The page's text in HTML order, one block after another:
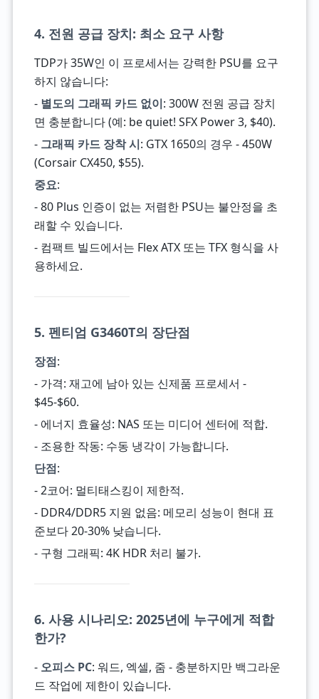
4. 전원 공급 장치: 최소 요구 사항
TDP가 35W인 이 프로세서는 강력한 PSU를 요구
하지 않습니다:
- 별도의 그래픽 카드 없이: 300W 전원 공급 장치
면 충분합니다 (예: be quiet! SFX Power 3, $40).
- 그래픽 카드 장착 시: GTX 1650의 경우 - 450W
(Corsair CX450, $55).
중요:
- 80 Plus 인증이 없는 저렴한 PSU는 불안정을 초
래할 수 있습니다.
- 컴팩트 빌드에서는 Flex ATX 또는 TFX 형식을 사
용하세요.
5. 펜티엄 G3460T의 장단점
장점:
- 가격: 재고에 남아 있는 신제품 프로세서 -
$45-$60.
- 에너지 효율성: NAS 또는 미디어 센터에 적합.
- 조용한 작동: 수동 냉각이 가능합니다.
단점:
- 2코어: 멀티태스킹이 제한적.
- DDR4/DDR5 지원 없음: 메모리 성능이 현대 표
준보다 20-30% 낮습니다.
- 구형 그래픽: 4K HDR 처리 불가.
6. 사용 시나리오: 2025년에 누구에게 적합
한가?
- 오피스 PC: 워드, 엑셀, 줌 - 충분하지만 백그라운
드 작업에 제한이 있습니다.